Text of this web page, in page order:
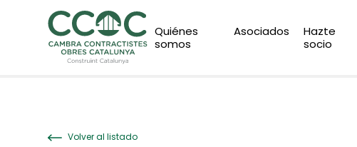
Quiénes
somos
Asociados
Hazte
socio
Volver al listado